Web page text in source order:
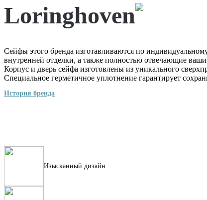
Loringhoven
Сейфы этого бренда изготавливаются по
внутренней отделки, а также полностью отвечающие
Корпус и дверь сейфа изготовлены из уникального
Специальное герметичное уплотнение гарантирует
История бренда
Изысканный дизайн